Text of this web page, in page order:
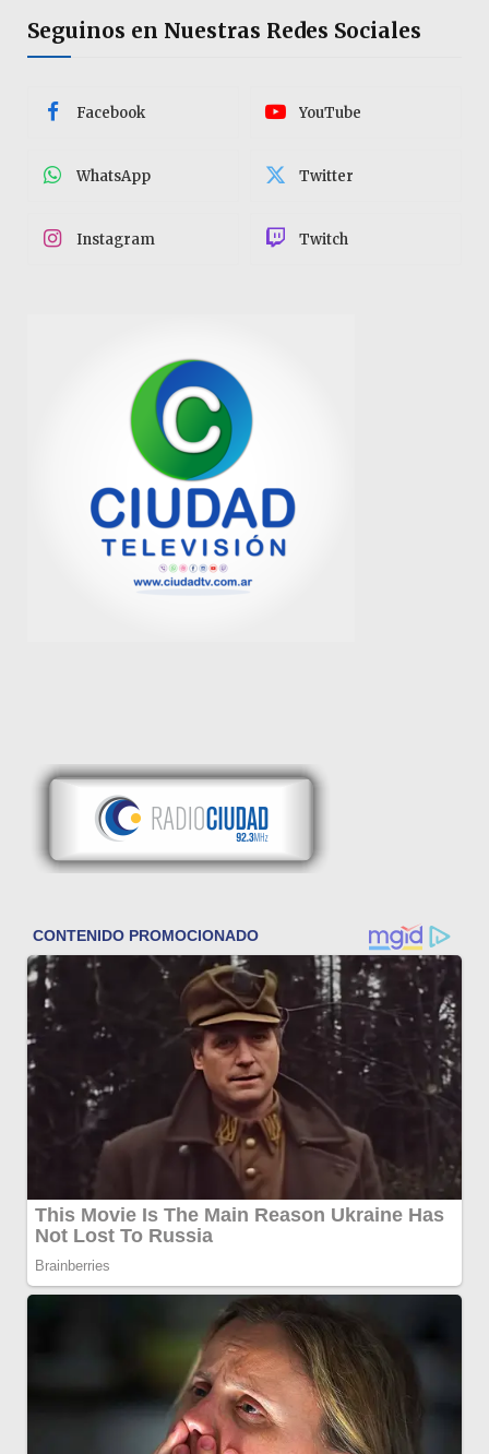
Seguinos en Nuestras Redes Sociales
Facebook YouTube
WhatsApp Twitter
Instagram Twitch